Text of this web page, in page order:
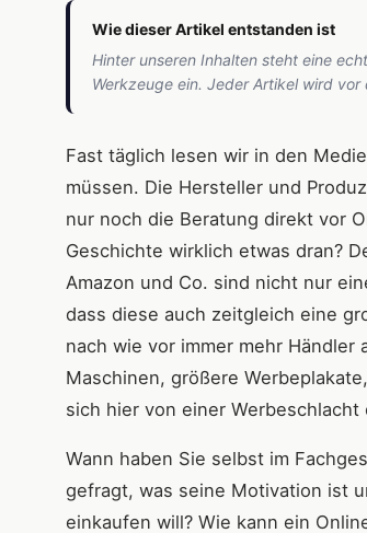
Wie dieser Artikel entstanden ist
Hinter unseren Inhalten steht eine
Werkzeuge ein. Jeder Artikel wird
Fast täglich lesen wir in den
müssen. Die Hersteller und
nur noch die Beratung direkt vor
Geschichte wirklich etwas dran?
Amazon und Co. sind nicht nur
dass diese auch zeitgleich eine
nach wie vor immer mehr
Maschinen, größere
sich hier von einer
Wann haben Sie selbst im
gefragt, was seine Motivation ist
einkaufen will? Wie kann ein